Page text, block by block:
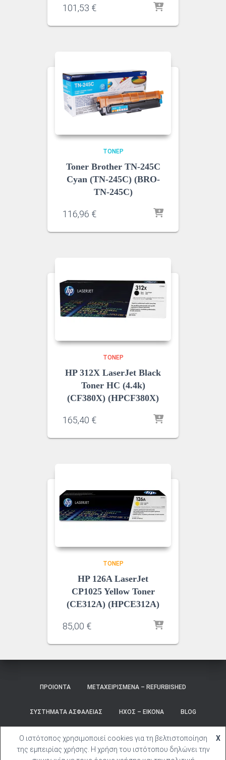
101,53 €
ΤΌΝΕΡ
Toner Brother TN-245C
Cyan (TN-245C) (BRO-
TN-245C)
116,96 €
ΤΌΝΕΡ
HP 312X LaserJet Black
Toner HC (4.4k)
(CF380X) (HPCF380X)
165,40 €
ΤΌΝΕΡ
HP 126A LaserJet
CP1025 Yellow Toner
(CE312A) (HPCE312A)
85,00 €
ΠΡΟΙΌΝΤΑ ΜΕΤΑΧΕΙΡΙΣΜΈΝΑ – REFURBISHED
ΣΥΣΤΉΜΑΤΑ ΑΣΦΑΛΕΊΑΣ ΉΧΟΣ – ΕΙΚΌΝΑ BLOG
ΚΑΛΆΘΙ ΣΎΝΔΕΣΗ
Ο ιστότοπος χρησιμοποιεί cookies για τη βελτιστοποίηση
της εμπειρίας χρήσης. Η χρήση του ιστότοπου δηλώνει την
X